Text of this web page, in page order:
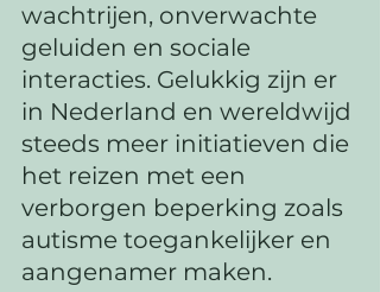
wachtrijen, onverwachte
geluiden en sociale
interacties. Gelukkig zijn er
in Nederland en wereldwijd
steeds meer initiatieven die
het reizen met een
verborgen beperking zoals
autisme toegankelijker en
aangenamer maken.